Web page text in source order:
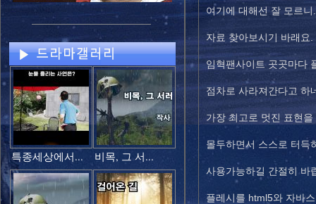
특종세상에서... 비목, 그 서...
여기에 대해선 잘 모르
자료 찾아보시기 바래요.
임혁팬사이트 곳곳마다
점차로 사라져간다고 하
가장 최고로 멋진 표현
몰두하면서 스스로 터득
사용가능하길 간절히 바
플레시를 html5와 자바